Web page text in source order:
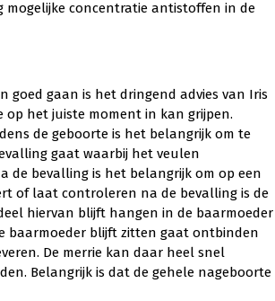
mogelijke concentratie antistoffen in de
goed gaan is het dringend advies van Iris
op het juiste moment in kan grijpen.
de geboorte is het belangrijk om te
gaat waarbij het veulen
de bevalling is het belangrijk om op een
of laat controleren na de bevalling is de
hiervan blijft hangen in de baarmoeder
baarmoeder blijft zitten gaat ontbinden
De merrie kan daar heel snel
Belangrijk is dat de gehele nageboorte